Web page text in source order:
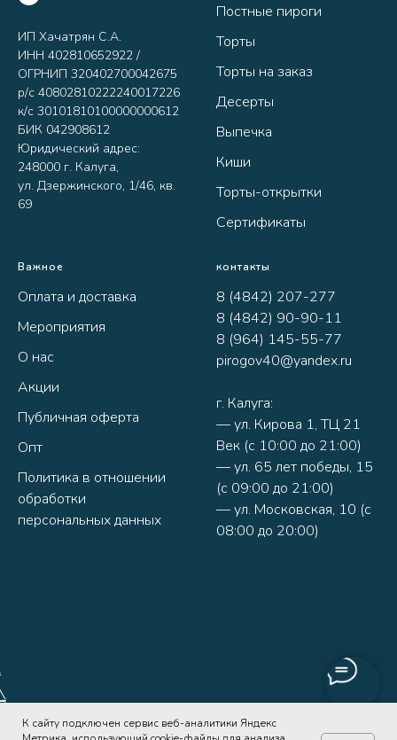
К сайту подключен сервис веб-аналитики Яндекс
ИП Хачатрян С.А.
ИНН 402810652922 /
ОГРНИП 320402700042675
р/с 40802810222240017226
к/с 30101810100000000612
БИК 042908612
Юридический адрес:
248000 г. Калуга,
ул. Дзержинского, 1/46, кв.
69
Постные пироги
Торты
Торты на заказ
Десерты
Выпечка
Киши
Торты-открытки
Сертификаты
Важное
Оплата и доставка
Мероприятия
О нас
Акции
Публичная оферта
Опт
Политика в отношении
обработки
персональных данных
контакты
8 (4842) 207-277
8 (4842) 90-90-11
8 (964) 145-55-77
pirogov40@yandex.ru
г. Калуга:
— ул. Кирова 1, ТЦ 21
Век (с 10:00 до 21:00)
— ул. 65 лет победы, 15
(с 09:00 до 21:00)
— ул. Московская, 10 (с
08:00 до 20:00)